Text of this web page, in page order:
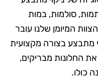
סולמות, במות
המיומן שלנו עובר
מתבצע בצורה מקצועית
את החלונות מבריקים,
כולו.